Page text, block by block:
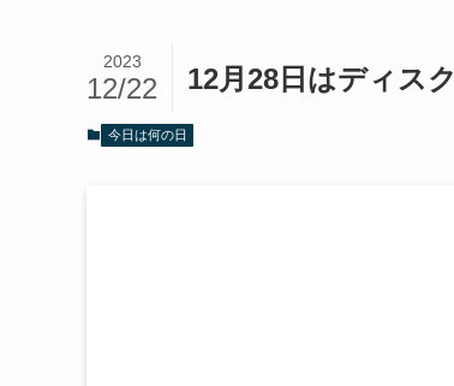
12月28日はディス
2023
12/22
今日は何の日